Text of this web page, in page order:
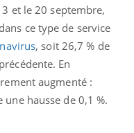
et le 20 septembre,
ce type de service
, soit 26,7 % de
En
augmenté :
hausse de 0,1 %.